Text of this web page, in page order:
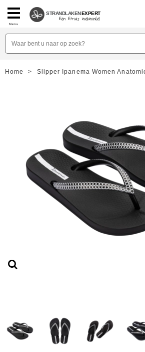
Menu
STRANDLAKENEXPERT
Home > Slipper Ipanema Women